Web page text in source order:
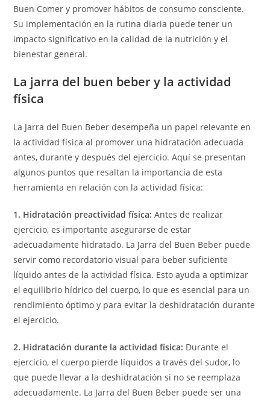
Buen Comer y promover hábitos de consumo consciente.
Su implementación en la rutina diaria puede tener un
impacto significativo en la calidad de la nutrición y el
bienestar general.
La jarra del buen beber y la actividad
física
La Jarra del Buen Beber desempeña un papel relevante en
la actividad física al promover una hidratación adecuada
antes, durante y después del ejercicio. Aquí se presentan
algunos puntos que resaltan la importancia de esta
herramienta en relación con la actividad física:
1. Hidratación preactividad física: Antes de realizar
ejercicio, es importante asegurarse de estar
adecuadamente hidratado. La Jarra del Buen Beber puede
servir como recordatorio visual para beber suficiente
líquido antes de la actividad física. Esto ayuda a optimizar
el equilibrio hídrico del cuerpo, lo que es esencial para un
rendimiento óptimo y para evitar la deshidratación durante
el ejercicio.
2. Hidratación durante la actividad física: Durante el
ejercicio, el cuerpo pierde líquidos a través del sudor, lo
que puede llevar a la deshidratación si no se reemplaza
adecuadamente. La Jarra del Buen Beber puede ser una